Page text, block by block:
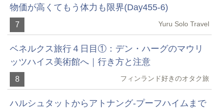
物価が高くてもう体力も限界(Day455-6)
7 Yuru Solo Travel
ベネルクス旅行４日目①：デン・ハーグのマウリ
ッツハイス美術館へ｜行き方と注意
8 フィンランド好きのオタク旅
ハルシュタットからアトナング-プーフハイムまで